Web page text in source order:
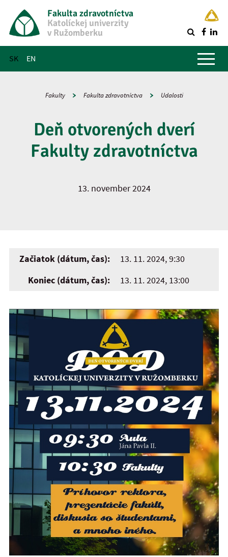
Fakulta zdravotníctva
Katolíckej univerzity
v Ružomberku
SK EN
Hlavné menu
Fakulty Fakulta zdravotníctva Udalosti
Deň otvorených dverí
Fakulty zdravotníctva
13. november 2024
Začiatok (dátum, čas):
13. 11. 2024, 9:30
Koniec (dátum, čas):
13. 11. 2024, 13:00